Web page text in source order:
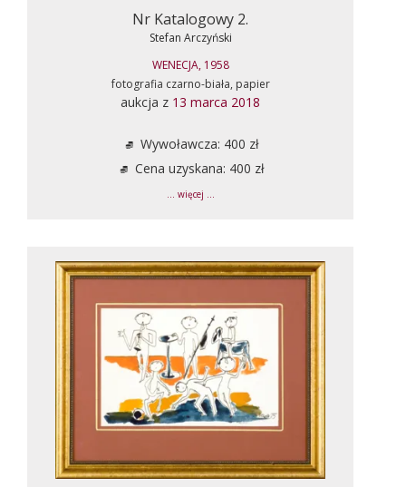
Nr Katalogowy 2.
Stefan Arczyński
WENECJA, 1958
fotografia czarno-biała, papier
aukcja z 13 marca 2018
Wywoławcza: 400 zł
Cena uzyskana: 400 zł
... więcej ...